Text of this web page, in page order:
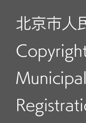
北京市人